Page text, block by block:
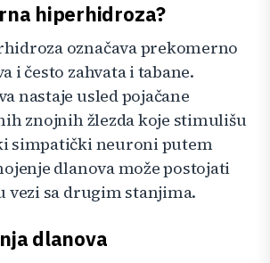
hiperhidroza?
označava prekomerno
i često zahvata i tabane.
nastaje usled pojačane
znojnih žlezda koje stimulišu
simpatički neuroni putem
dlanova može postojati
vezi sa drugim stanjima.
dlanova